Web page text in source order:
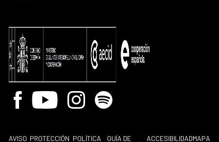
Facebook
Youtube InstagramSpotify
AVISO PROTECCIÓN POLÍTICA
GUÍA DE
ACCESIBILIDADMAPA